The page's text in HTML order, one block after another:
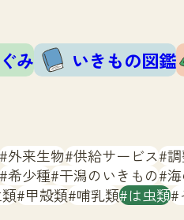
み いきもの図鑑
外来生物 供給サービス
希少種 干潟のいきもの
甲殻類 哺乳類 は虫類